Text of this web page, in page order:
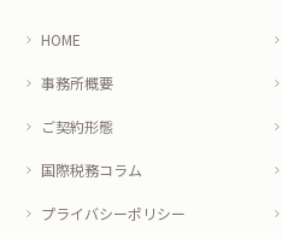
HOME
事務所概要
ご契約形態
国際税務コラム
プライバシーポリシー